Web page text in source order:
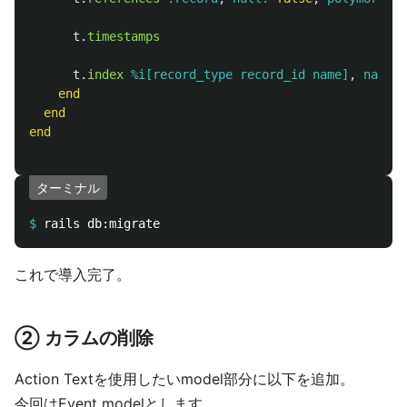
t . timestamps
t . index %i[record_type record_id name] ,
name:
end
end
end
ターミナル
$
これで導入完了。
② カラムの削除
Action Textを使用したいmodel部分に以下を追加。
今回はEvent modelとします。